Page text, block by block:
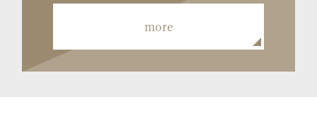
more